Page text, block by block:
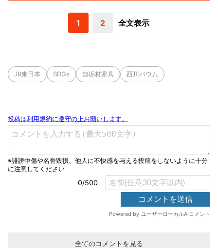
1 2 全文表示
JR東日本 SDGs 無垢材家具 西川バウム
全てのコメントを見る